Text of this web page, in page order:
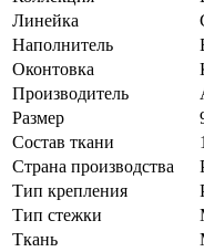
Линейка
Наполнитель
Оконтовка
Производитель
Размер
Состав ткани
Страна производства
Тип крепления
Тип стежки
Ткань